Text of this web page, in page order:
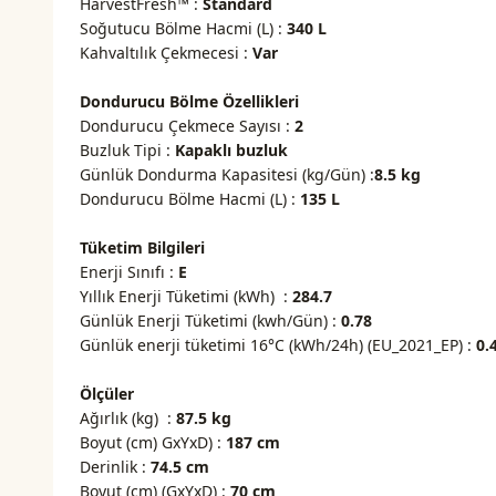
Soğutucu Bölme Hacmi (L) : 340 L
Kahvaltılık Çekmecesi : Var
Dondurucu Bölme Özellikleri
Dondurucu Çekmece Sayısı : 2
Buzluk Tipi : Kapaklı buzluk
Günlük Dondurma Kapasitesi (kg/Gün) :8.5 kg
Dondurucu Bölme Hacmi (L) : 135 L
Tüketim Bilgileri
Enerji Sınıfı : E
Yıllık Enerji Tüketimi (kWh) : 284.7
Günlük Enerji Tüketimi (kwh/Gün) : 0.78
Günlük enerji tüketimi 16°C (kWh/24h) (EU_2021_EP) :
Ölçüler
Ağırlık (kg) : 87.5 kg
Boyut (cm) GxYxD) : 187 cm
Derinlik : 74.5 cm
Boyut (cm) (GxYxD) : 70 cm